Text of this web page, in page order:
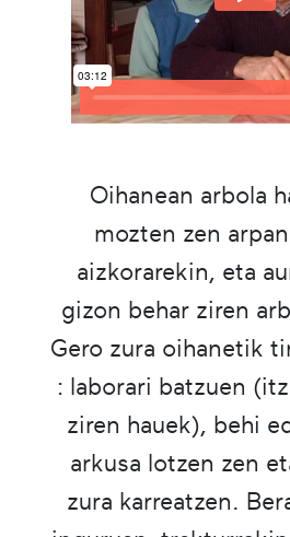
Oihanean arbola
mozten zen
aizkorarekin, eta
gizon behar ziren
Gero zura oihanetik
: laborari batzuen
ziren hauek), behi
arkusa lotzen zen
zura karreatzen.